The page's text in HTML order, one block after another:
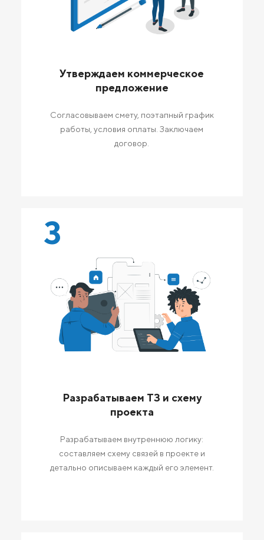
Утверждаем коммерческое
предложение
Согласовываем смету, поэтапный график
работы, условия оплаты. Заключаем
договор.
3
Разрабатываем ТЗ и схему
проекта
Разрабатываем внутреннюю логику:
составляем схему связей в проекте и
детально описываем каждый его элемент.